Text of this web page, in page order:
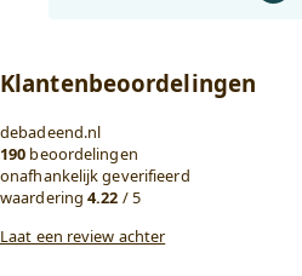
Klantenbeoordelingen
debadeend.nl
190 beoordelingen
onafhankelijk geverifieerd
waardering4.22 / 5
Laat een review achter